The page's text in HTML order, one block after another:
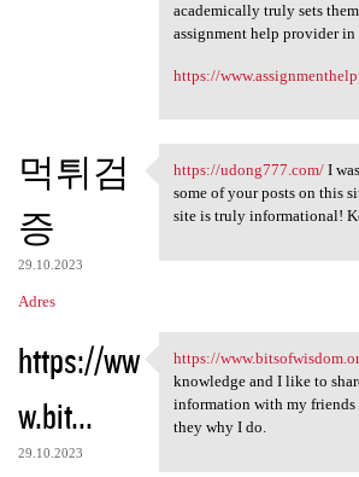
academically truly sets
assignment help provider in
https://
먹튀검
증
29.10.2023
Adres
https://
https://udong777.com/I
some of your posts on this
site is truly informational!
https://ww
w.bit...
29.10.2023
https://
https://
knowledge and I like to
information with my
they why I do.